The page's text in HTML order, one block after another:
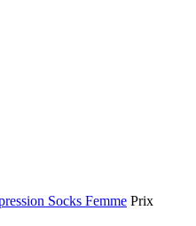
Socks Femme Prix